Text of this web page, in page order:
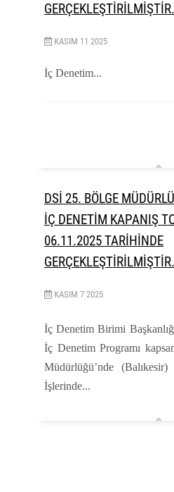
GERÇEKLEŞTİRİLMİŞTİR.
KASIM 11 2025
İç Denetim...
DSİ 25. BÖLGE
İÇ DENETİM KAPANIŞ
06.11.2025 TARİHİNDE
GERÇEKLEŞTİRİLMİŞTİR.
KASIM 7 2025
İç Denetim Birimi
İç Denetim Programı
Müdürlüğü’nde
İşlerinde...